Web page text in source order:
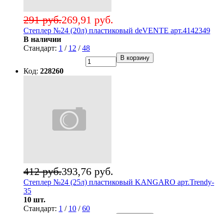
269,91 руб.
291 руб.
Степлер №24 (20л) пластиковый deVENTE арт.4142349
В наличии
Стандарт: 1 / 12 /48
В корзину
Код: 228260
393,76 руб.
412 руб.
Степлер №24 (25л) пластиковый KANGARO арт.Trendy-
35
10 шт.
Стандарт: 1 / 10 /60